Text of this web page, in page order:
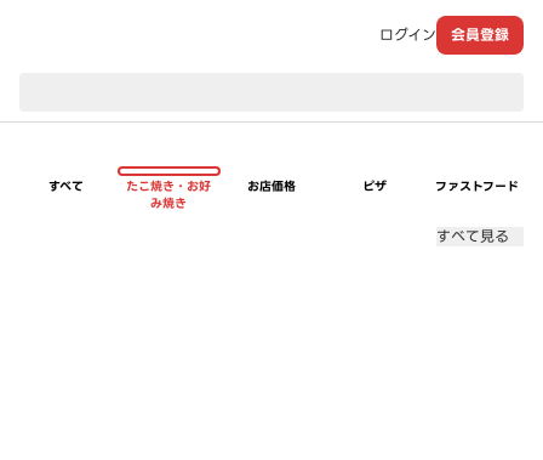
ログイン 会員登録
すべて
たこ焼き・お好
み焼き
お店価格 ピザ ファストフード
すべて見る